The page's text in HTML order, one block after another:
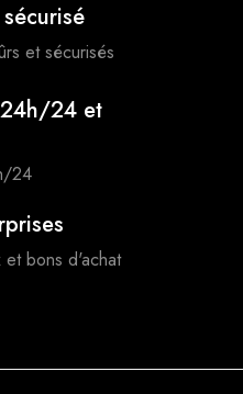
et sécurisés
24 et
24
et bons d'achat